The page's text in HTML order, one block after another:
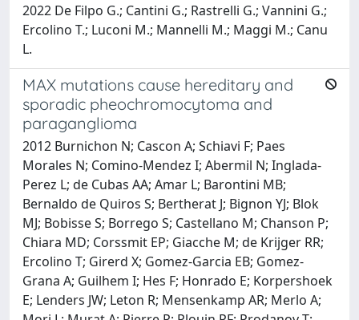
2022 De Filpo G.; Cantini G.; Rastrelli G.; Vannini G.;
Ercolino T.; Luconi M.; Mannelli M.; Maggi M.; Canu
L.
MAX mutations cause hereditary and
sporadic pheochromocytoma and
paraganglioma
2012 Burnichon N; Cascon A; Schiavi F; Paes
Morales N; Comino-Mendez I; Abermil N; Inglada-
Perez L; de Cubas AA; Amar L; Barontini MB;
Bernaldo de Quiros S; Bertherat J; Bignon YJ; Blok
MJ; Bobisse S; Borrego S; Castellano M; Chanson P;
Chiara MD; Corssmit EP; Giacche M; de Krijger RR;
Ercolino T; Girerd X; Gomez-Garcia EB; Gomez-
Grana A; Guilhem I; Hes F; Honrado E; Korpershoek
E; Lenders JW; Leton R; Mensenkamp AR; Merlo A;